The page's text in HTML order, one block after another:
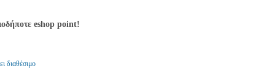
eshop point!
διαθέσιμο